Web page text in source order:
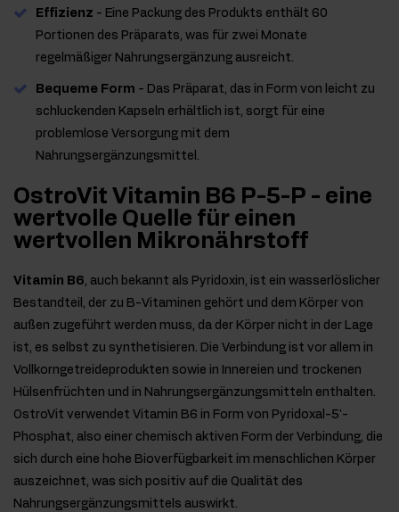
Effizienz - Eine Packung des Produkts enthält 60
Portionen des Präparats, was für zwei Monate
regelmäßiger Nahrungsergänzung ausreicht.
Bequeme Form - Das Präparat, das in Form von leicht zu
schluckenden Kapseln erhältlich ist, sorgt für eine
problemlose Versorgung mit dem
Nahrungsergänzungsmittel.
OstroVit Vitamin B6 P-5-P - eine
wertvolle Quelle für einen
wertvollen Mikronährstoff
Vitamin B6, auch bekannt als Pyridoxin, ist ein wasserlöslicher
Bestandteil, der zu B-Vitaminen gehört und dem Körper von
außen zugeführt werden muss, da der Körper nicht in der Lage
ist, es selbst zu synthetisieren. Die Verbindung ist vor allem in
Vollkorngetreideprodukten sowie in Innereien und trockenen
Hülsenfrüchten und in Nahrungsergänzungsmitteln enthalten.
OstroVit verwendet Vitamin B6 in Form von Pyridoxal-5'-
Phosphat, also einer chemisch aktiven Form der Verbindung, die
sich durch eine hohe Bioverfügbarkeit im menschlichen Körper
auszeichnet, was sich positiv auf die Qualität des
Nahrungsergänzungsmittels auswirkt.